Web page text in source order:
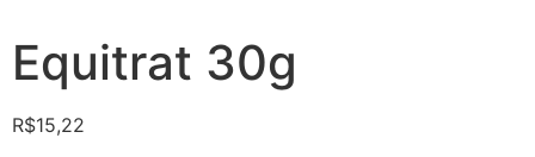
Equitrat 30g
R$15,22